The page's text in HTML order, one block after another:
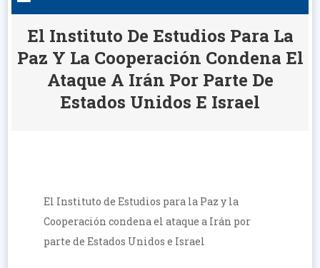
El Instituto De Estudios Para La
Paz Y La Cooperación Condena El
Ataque A Irán Por Parte De
Estados Unidos E Israel
El Instituto de Estudios para la Paz y la
Cooperación condena el ataque a Irán por
parte de Estados Unidos e Israel